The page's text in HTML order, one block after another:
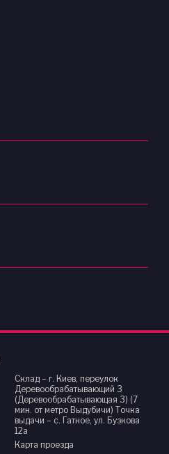
Склад – г. Киев, переулок
Деревообрабатывающий 3
(Деревообрабатывающая 3) (7
мин. от метро Выдубичи) Точка
выдачи – с. Гатное, ул. Бузкова
12а
Карта проезда